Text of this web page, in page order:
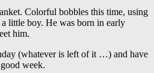
Colorful bobbles this time, using
little boy. He was born in early
him.
(whatever is left of it …) and have
week.